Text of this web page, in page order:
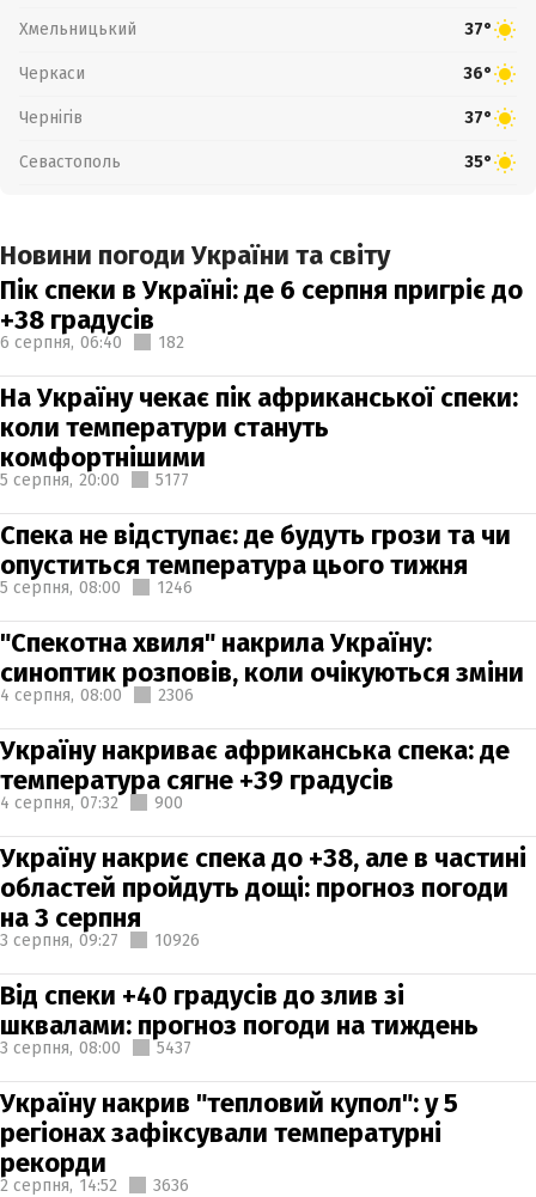
Хмельницький 37°
Черкаси 36°
Чернігів 37°
Севастополь 35°
Новини погоди України та світу
Пік спеки в Україні: де 6 серпня пригріє до
+38 градусів
6 серпня, 06:40 182
На Україну чекає пік африканської спеки:
коли температури стануть
комфортнішими
5 серпня, 20:00 5177
Спека не відступає: де будуть грози та чи
опуститься температура цього тижня
5 серпня, 08:00 1246
"Спекотна хвиля" накрила Україну:
синоптик розповів, коли очікуються зміни
4 серпня, 08:00 2306
Україну накриває африканська спека: де
температура сягне +39 градусів
4 серпня, 07:32 900
Україну накриє спека до +38, але в частині
областей пройдуть дощі: прогноз погоди
на 3 серпня
3 серпня, 09:27 10926
Від спеки +40 градусів до злив зі
шквалами: прогноз погоди на тиждень
3 серпня, 08:00 5437
Україну накрив "тепловий купол": у 5
регіонах зафіксували температурні
рекорди
2 серпня, 14:52 3636